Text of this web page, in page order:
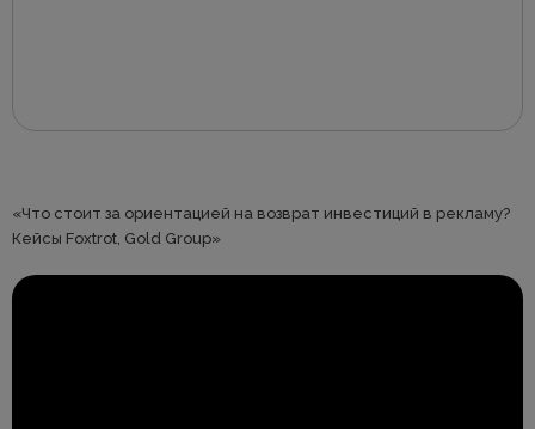
«Что стоит за ориентацией на возврат инвестиций в рекламу?
Кейсы Foxtrot, Gold Group»